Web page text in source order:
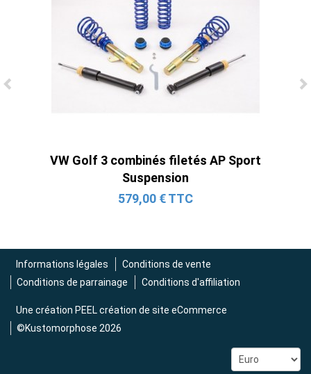
Ligne Cat-Back Active 4 Sorties avec
Tube en H pour Ford Mustang GT & V6
VW Golf 3 combinés filetés AP Sport
Suspension
579,00 € TTC
Informations légales
Conditions de vente
Conditions de parrainage
Conditions d'affiliation
Une création PEEL création de site eCommerce
©Kustomorphose 2026